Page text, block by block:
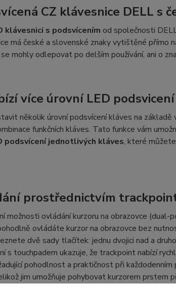
CZ klávesnice DELL s
klávesnici s podsvícením od společnosti
má české a slovenské znaky vytištěné přímo
mohly odlepovat po delším používání, ani o
více úrovní LED podsvicení
několik úrovní podsvícení kláves na
funkčních kláves. Tato funkce vám
podsvícení jednotlivých kláves, které
prostřednictvím
možnosti ovládání kurzoru na obrazovce
ovládáte kurzor na obrazovce bez
dvě sady tlačítek: jednu dvojici nad a
s touchpadem ukazuje, že trackpoint nabízí
pohodlnost a praktičnost při
jim umožňuje pohybovat kurzorem prstem